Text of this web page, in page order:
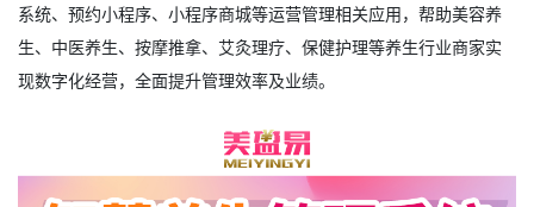
系统、预约小程序、小程序商城等运营管理相关应用，帮助美容养
生、中医养生、按摩推拿、艾灸理疗、保健护理等养生行业商家实
现数字化经营，全面提升管理效率及业绩。